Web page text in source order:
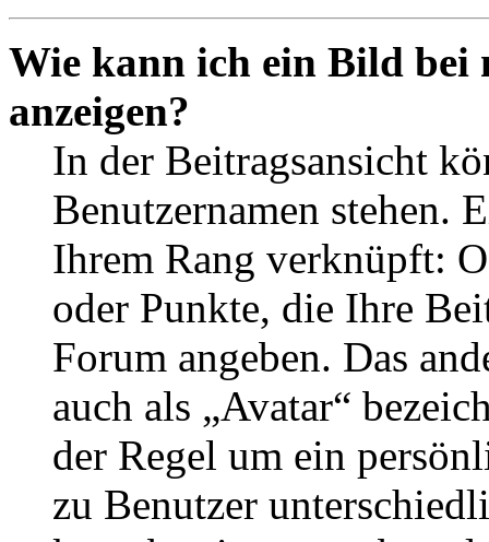
Wie kann ich ein Bild bei
anzeigen?
In der Beitragsansicht
Benutzernamen stehen.
Ihrem Rang verknüpft:
oder Punkte, die Ihre
Forum angeben. Das
auch als „Avatar“
der Regel um ein
zu Benutzer